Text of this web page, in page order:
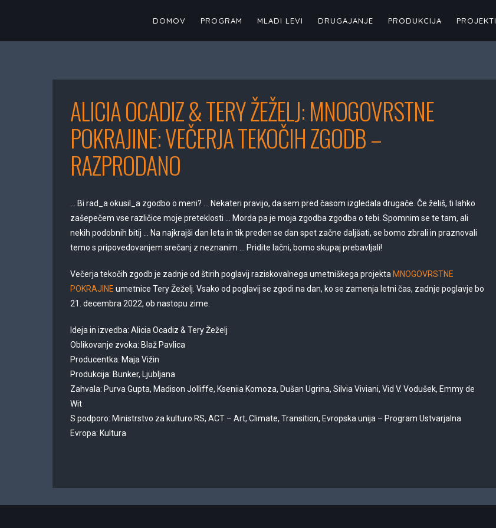
DOMOV PROGRAM MLADI LEVI DRUGAJANJE PRODUKCIJA PROJEKTI
ALICIA OCADIZ & TERY ŽEŽELJ: MNOGOVRSTNE
POKRAJINE: VEČERJA TEKOČIH ZGODB –
RAZPRODANO
… Bi rad_a okusil_a zgodbo o meni? … Nekateri pravijo, da sem pred časom izgledala drugače. Če želiš, ti lahko
zašepečem vse različice moje preteklosti … Morda pa je moja zgodba zgodba o tebi. Spomnim se te tam, ali
nekih podobnih bitij … Na najkrajši dan leta in tik preden se dan spet začne daljšati, se bomo zbrali in praznovali
temo s pripovedovanjem srečanj z neznanim … Pridite lačni, bomo skupaj prebavljali!
Večerja tekočih zgodb je zadnje od štirih poglavij raziskovalnega umetniškega projekta MNOGOVRSTNE
POKRAJINE umetnice Tery Žeželj. Vsako od poglavij se zgodi na dan, ko se zamenja letni čas, zadnje poglavje bo
21. decembra 2022, ob nastopu zime.
Ideja in izvedba: Alicia Ocadiz & Tery Žeželj
Oblikovanje zvoka: Blaž Pavlica
Producentka: Maja Vižin
Produkcija: Bunker, Ljubljana
Zahvala: Purva Gupta, Madison Jolliffe, Kseniia Komoza, Dušan Ugrina, Silvia Viviani, Vid V. Vodušek, Emmy de
Wit
S podporo: Ministrstvo za kulturo RS, ACT – Art, Climate, Transition, Evropska unija – Program Ustvarjalna
Evropa: Kultura